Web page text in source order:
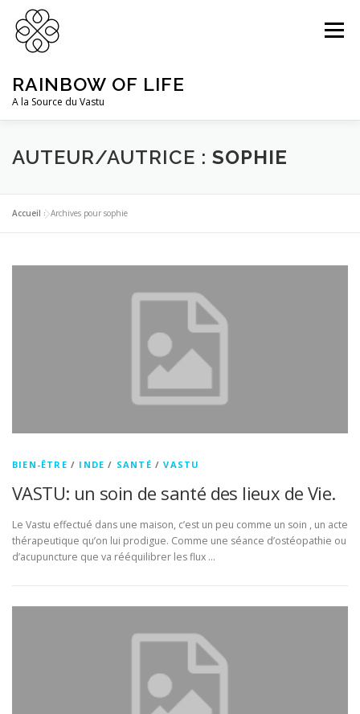
contenu
RAINBOW OF LIFE
A la Source du Vastu
Menu
DR PRABHAT PODDAR PRESTATIONS
ACTUALITÉS CONNEXION
AUTEUR/AUTRICE : SOPHIE
Accueil »Archives pour sophie
BIEN-ÊTRE / INDE / SANTÉ /VASTU
VASTU: un soin de santé des lieux de Vie.
Le Vastu effectué dans une maison, c’est un peu comme un soin , un acte
thérapeutique qu’on lui prodigue. Comme une séance d’ostéopathie ou
d’acupuncture que va rééquilibrer les flux …